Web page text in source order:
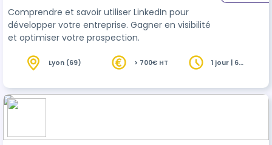
Comprendre et savoir utiliser LinkedIn pour
développer votre entreprise. Gagner en visibilité
et optimiser votre prospection.
Lyon (69) > 700€ HT
1 jour | 6